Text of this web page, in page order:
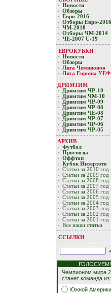
Новости
Обзоры
Евро-2016
Отборы Евро-2016
ЧМ-2018
Отборы ЧМ-2014
ЧЕ-2007 U-19
ЕВРОКУБКИ
Новости
Обзоры
Лигa Чемпиoнoв
Лига Европы
ДРИМТИМ
Дримтим ЧР-10
Дримтим ЧМ-10
Дримтим ЧР-09
Дримтим ЧР-08
Дримтим ЧЕ-08
Дримтим ЧР-07
Дримтим ЧР-06
Дримтим ЧР-05
АРХИВ
Футбол
Прогнозы
Оффтоп
Кубoк Интертoтo
Статьи за 2010 год
Статьи за 2009 год
Статьи за 2008 год
Статьи за 2007 год
Статьи за 2006 год
Статьи за 2005 год
Статьи за 2004 год
Статьи за 2003 год
Статьи за 2002 год
Статьи за 2001 год
Все наши статьи
ССЫЛКИ
ГОЛОСУЕМ!
Чемпионом мира
станет команда из:
Южной Америки